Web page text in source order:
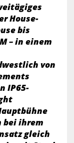
House-
bis
– in einem
von
IP65-
bei ihrem
gleich